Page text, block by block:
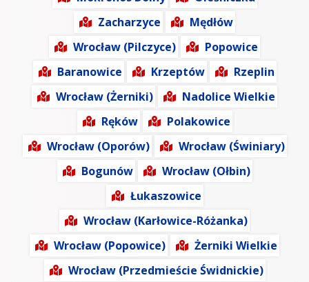
Zacharzyce
Mędłów
Wrocław (Pilczyce)
Popowice
Baranowice
Krzeptów
Rzeplin
Wrocław (Żerniki)
Nadolice Wielkie
Ręków
Polakowice
Wrocław (Oporów)
Wrocław (Świniary)
Bogunów
Wrocław (Ołbin)
Łukaszowice
Wrocław (Karłowice-Różanka)
Wrocław (Popowice)
Żerniki Wielkie
Wrocław (Przedmieście Świdnickie)